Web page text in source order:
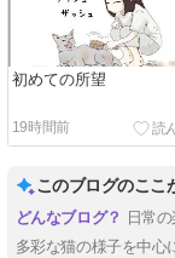
初めての所望
19時間前
このブログのここ
日常
多彩な猫の様子を中心